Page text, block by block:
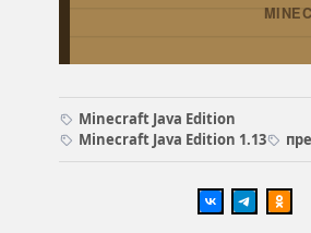
Minecraft Java Edition
Minecraft Java Edition 1.13